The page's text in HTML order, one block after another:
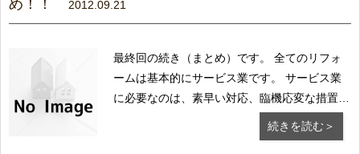
め！！
2012.09.21
最終回の続き（まとめ）です。 全てのリフォ
ームは基本的にサービス業です。 サービス業
に必要なのは、素早い対応、臨機応変な措置、
そして痒いところに手が届く気配りです。 皆
さんの周りにある色々なサービス業を思い出し
続きを読む＞